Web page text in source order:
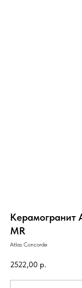
Керамогранит
MR
Atlas Concorde
2522,00 р.